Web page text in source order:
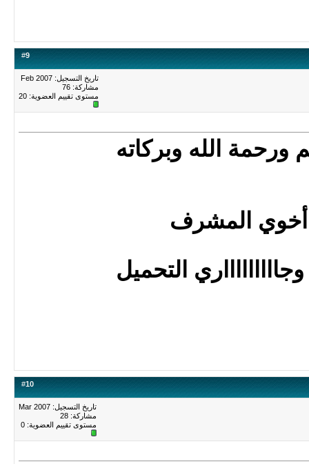
#9
تاريخ التسجيل: Feb 2007
مشاركة: 76
مستوى تقييم العضوية: 20
ورحمة الله وبركاته
المشرف
التحميل
#10
تاريخ التسجيل: Mar 2007
مشاركة: 28
مستوى تقييم العضوية: 0